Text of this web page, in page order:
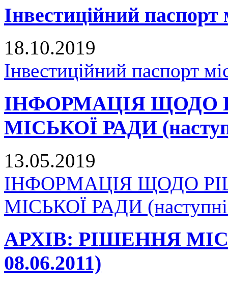
Інвестиційний
18.10.2019
Інвестиційний паспорт
ІНФОРМАЦІЯ ЩОДО
МІСЬКОЇ РАДИ
13.05.2019
ІНФОРМАЦІЯ ЩОДО
МІСЬКОЇ РАДИ (наступні
АРХІВ: РІШЕННЯ
08.06.2011)